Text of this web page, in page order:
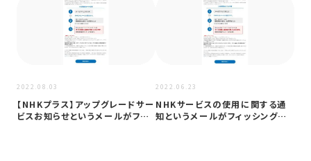
2022.08.03
【NHKプラス】アップグレードサー
ビスお知らせというメールがフィ
2022.06.23
NHKサービスの使用に関する通
知というメールがフィッシング詐